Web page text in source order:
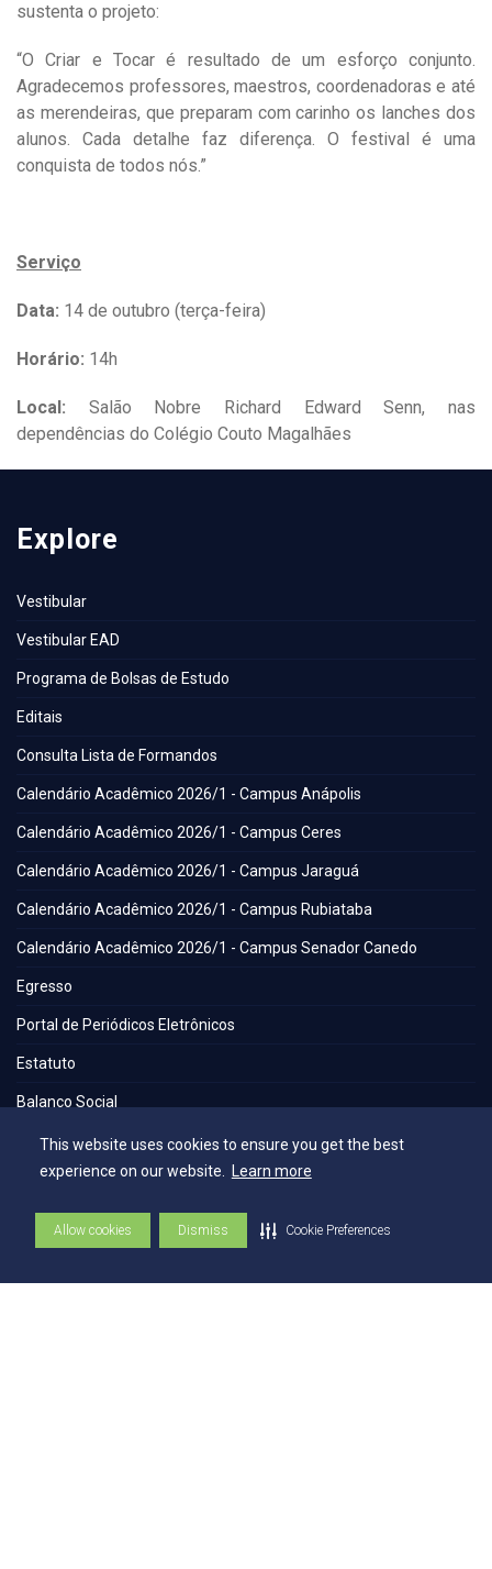
This website uses cookies to ensure you get the best
experience on our website. Learn more
Allow cookies Dismiss Cookie Preferences
sustenta o projeto:
“O Criar e Tocar é resultado de um esforço conjunto.
Agradecemos professores, maestros, coordenadoras e até
as merendeiras, que preparam com carinho os lanches dos
alunos. Cada detalhe faz diferença. O festival é uma
conquista de todos nós.”
Serviço
Data: 14 de outubro (terça-feira)
Horário: 14h
Local: Salão Nobre Richard Edward Senn, nas
dependências do Colégio Couto Magalhães
Explore
Vestibular
Vestibular EAD
Programa de Bolsas de Estudo
Editais
Consulta Lista de Formandos
Calendário Acadêmico 2026/1 - Campus Anápolis
Calendário Acadêmico 2026/1 - Campus Ceres
Calendário Acadêmico 2026/1 - Campus Jaraguá
Calendário Acadêmico 2026/1 - Campus Rubiataba
Calendário Acadêmico 2026/1 - Campus Senador Canedo
Egresso
Portal de Periódicos Eletrônicos
Estatuto
Balanço Social
Espaços
Flickr - AEE
Secretaria Geral
Biblioteca